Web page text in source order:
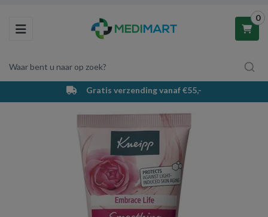
Toggle navigation
Waar bent u naar op zoek?
0
Winkelwagen
Uw winkelwagen is leeg.
Vul hem met producten.
Gratis verzending vanaf €55,-